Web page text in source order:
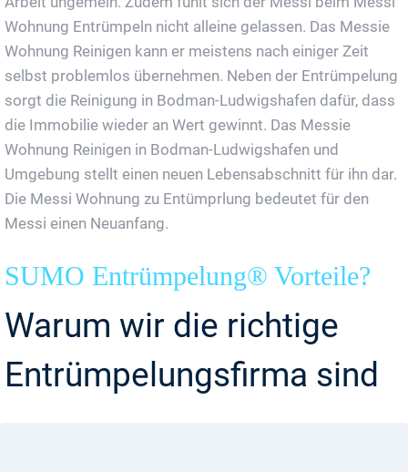
Wohnung Entrümpeln nicht alleine gelassen. Das Messie
Wohnung Reinigen kann er meistens nach einiger Zeit
selbst problemlos übernehmen. Neben der Entrümpelung
sorgt die Reinigung in Bodman-Ludwigshafen dafür, dass
die Immobilie wieder an Wert gewinnt. Das Messie
Wohnung Reinigen in Bodman-Ludwigshafen und
Umgebung stellt einen neuen Lebensabschnitt für ihn dar.
Die Messi Wohnung zu Entümprlung bedeutet für den
Messi einen Neuanfang.
SUMO Entrümpelung® Vorteile?
Warum wir die richtige
Entrümpelungsfirma sind